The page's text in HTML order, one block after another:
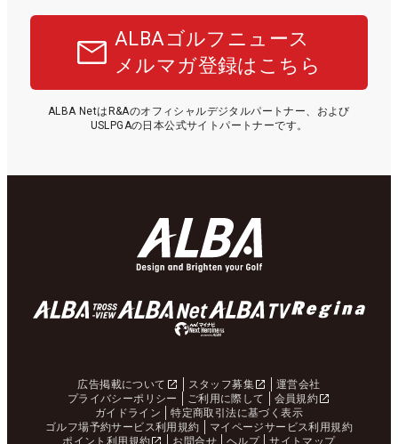
ALBAゴルフニュース
メルマガ登録はこちら
ALBA NetはR&Aのオフィシャルデジタルパートナー、および
USLPGAの日本公式サイトパートナーです。
広告掲載について スタッフ募集
運営会社
プライバシーポリシー
ご利用に際して
会員規約
ガイドライン
特定商取引法に基づく表示
ゴルフ場予約サービス利用規約
マイページサービス利用規約
ポイント利用規約
お問合せ ヘルプ サイトマップ